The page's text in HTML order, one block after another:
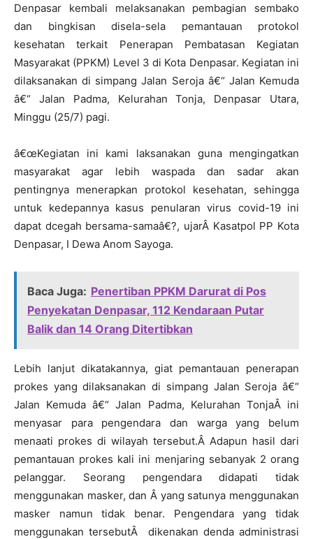
Denpasar kembali melaksanakan pembagian sembako
dan bingkisan disela-sela pemantauan protokol
kesehatan terkait Penerapan Pembatasan Kegiatan
Masyarakat (PPKM) Level 3 di Kota Denpasar. Kegiatan ini
dilaksanakan di simpang Jalan Seroja â€“ Jalan Kemuda
â€“ Jalan Padma, Kelurahan Tonja, Denpasar Utara,
Minggu (25/7) pagi.
â€œKegiatan ini kami laksanakan guna mengingatkan
masyarakat agar lebih waspada dan sadar akan
pentingnya menerapkan protokol kesehatan, sehingga
untuk kedepannya kasus penularan virus covid-19 ini
dapat dcegah bersama-samaâ€?, ujarÂ Kasatpol PP Kota
Denpasar, I Dewa Anom Sayoga.
Baca Juga: Penertiban PPKM Darurat di Pos
Penyekatan Denpasar, 112 Kendaraan Putar
Balik dan 14 Orang Ditertibkan
Lebih lanjut dikatakannya, giat pemantauan penerapan
prokes yang dilaksanakan di simpang Jalan Seroja â€“
Jalan Kemuda â€“ Jalan Padma, Kelurahan TonjaÂ ini
menyasar para pengendara dan warga yang belum
menaati prokes di wilayah tersebut.Â Adapun hasil dari
pemantauan prokes kali ini menjaring sebanyak 2 orang
pelanggar. Seorang pengendara didapati tidak
menggunakan masker, dan Â yang satunya menggunakan
masker namun tidak benar. Pengendara yang tidak
menggunakan tersebutÂ dikenakan denda administrasi